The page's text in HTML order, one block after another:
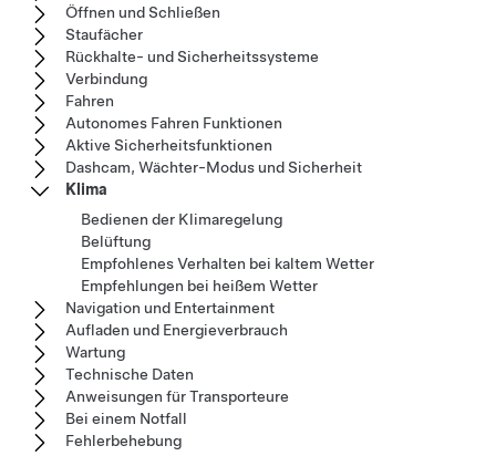
Öffnen und Schließen
Staufächer
Rückhalte- und Sicherheitssysteme
Verbindung
Fahren
Autonomes Fahren Funktionen
Aktive Sicherheitsfunktionen
Dashcam, Wächter-Modus und Sicherheit
Klima
Bedienen der Klimaregelung
Belüftung
Empfohlenes Verhalten bei kaltem Wetter
Empfehlungen bei heißem Wetter
Navigation und Entertainment
Aufladen und Energieverbrauch
Wartung
Technische Daten
Anweisungen für Transporteure
Bei einem Notfall
Fehlerbehebung